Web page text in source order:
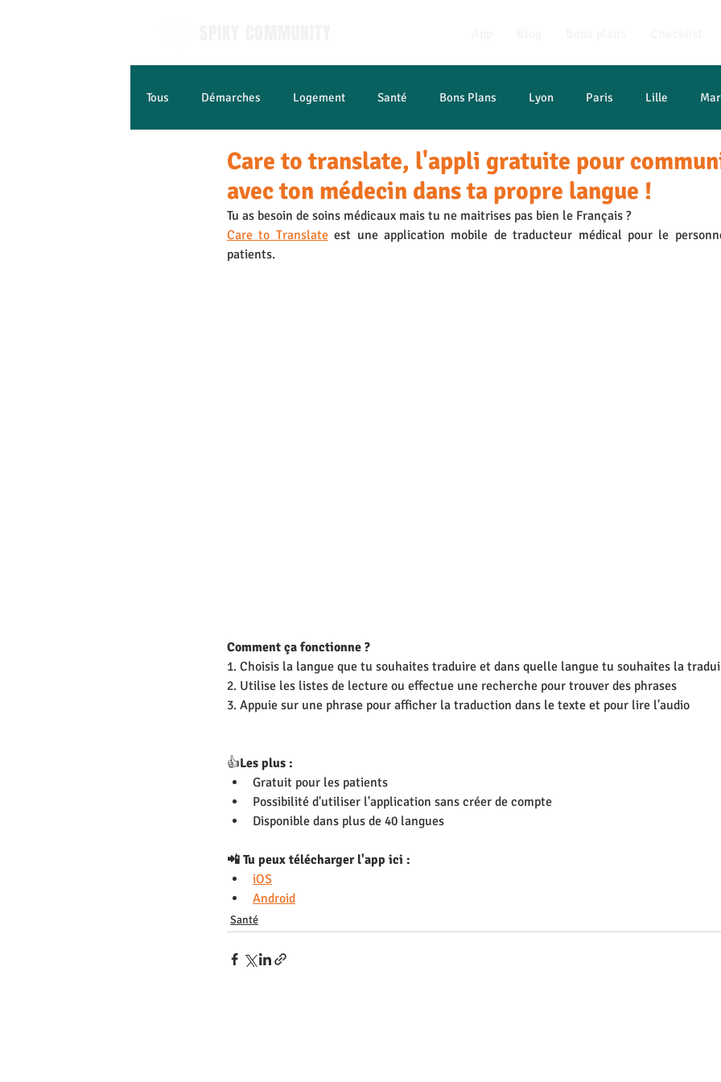
Tous Démarches Logement Santé Bons Plans Lyon Paris Lille
Apprendre le Français Jobs et études
Care to translate, l'appli gratuite pour
avec ton médecin dans ta propre langue !
Tu as besoin de soins médicaux mais tu ne maitrises pas bien le Français ?
Care to Translate est une application mobile de traducteur médical pour le
patients.
Comment ça fonctionne ?
1. Choisis la langue que tu souhaites traduire et dans quelle langue tu souhaites la
2. Utilise les listes de lecture ou effectue une recherche pour trouver des phrases
3. Appuie sur une phrase pour afficher la traduction dans le texte et pour lire l'audio
👍Les plus :
Gratuit pour les patients
Possibilité d'utiliser l'application sans créer de compte
Disponible dans plus de 40 langues
📲 Tu peux télécharger l'app ici :
iOS
Android
Santé